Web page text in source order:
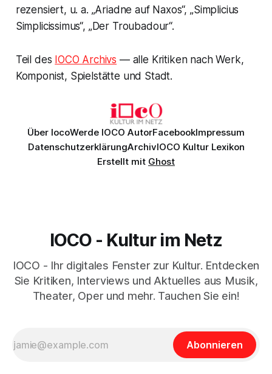
rezensiert, u. a. „Ariadne auf Naxos“, „Simplicius
Simplicissimus“, „Der Troubadour“.
Teil des IOCO Archivs — alle Kritiken nach Werk,
Komponist, Spielstätte und Stadt.
Über IocoWerde IOCO AutorFacebookImpressum
DatenschutzerklärungArchivIOCO Kultur Lexikon
Erstellt mit Ghost
IOCO - Kultur im Netz
IOCO - Ihr digitales Fenster zur Kultur. Entdecken
Sie Kritiken, Interviews und Aktuelles aus Musik,
Theater, Oper und mehr. Tauchen Sie ein!
Abonnieren